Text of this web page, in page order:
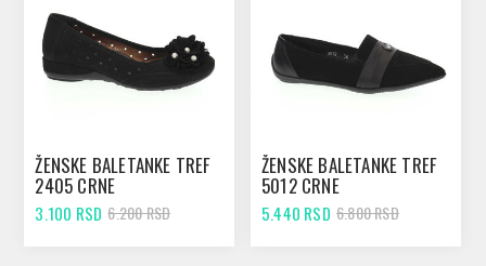
ŽENSKE BALETANKE TREF
2405 CRNE
3.100 RSD 6.200 RSD
ŽENSKE BALETANKE TREF
5012 CRNE
5.440 RSD 6.800 RSD